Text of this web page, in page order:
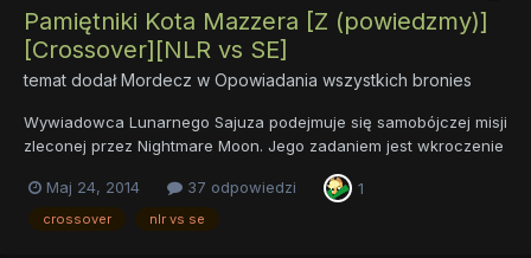
Pamiętniki Kota Mazzera [Z (powiedzmy)]
[Crossover][NLR vs SE]
temat dodałMordecz w Opowiadania wszystkich bronies
Wywiadowca Lunarnego Sajuza podejmuje się samobójczej misji
zleconej przez Nightmare Moon. Jego zadaniem jest wkroczenie
poddanego indoktrynacji narodu. Notka od autora: Powiedzmy,
że ostro inspirowałem się samplami, które zna 90% fando...
Maj 24, 2014 37 odpowiedzi 1
crossover nlr vs se